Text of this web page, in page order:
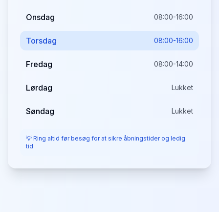
Onsdag 08:00-16:00
Torsdag 08:00-16:00
Fredag 08:00-14:00
Lørdag Lukket
Søndag Lukket
💡 Ring altid før besøg for at sikre åbningstider og ledig
tid